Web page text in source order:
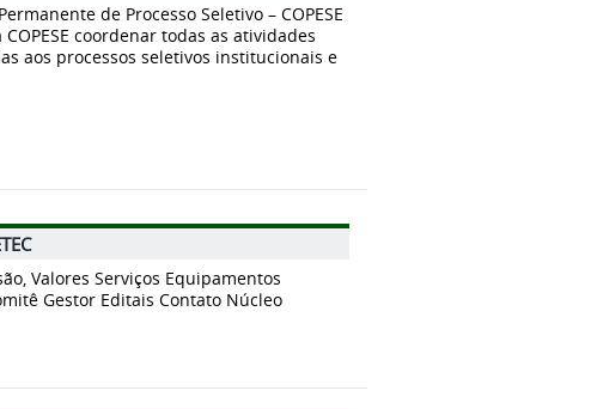
de Processo Seletivo – COPESE
COPESE coordenar todas as atividades
aos processos seletivos institucionais e
Valores Serviços Equipamentos
Gestor Editais Contato Núcleo